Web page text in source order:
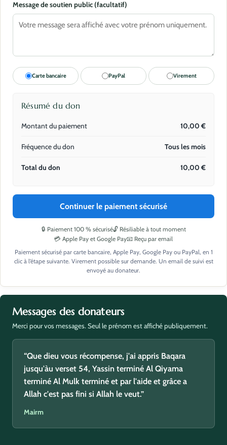
Message de soutien public (facultatif)
Carte bancaire PayPal Virement
Résumé du don
Montant du paiement 10,00 €
Fréquence du don Tous les mois
Total du don 10,00 €
Continuer le paiement sécurisé
🔒 Paiement 100 % sécurisé🔓 Résiliable à tout moment
💳 Apple Pay et Google Pay📧 Reçu par email
Paiement sécurisé par carte bancaire, Apple Pay, Google Pay ou PayPal, en 1
clic à l’étape suivante. Virement possible sur demande. Un email de suivi est
envoyé au donateur.
Messages des donateurs
Merci pour vos messages. Seul le prénom est affiché publiquement.
“Que dieu vous récompense, j'ai appris Baqara
jusqu'àu verset 54, Yassin terminé Al Qiyama
terminé Al Mulk terminé et par l'aide et grâce a
Allah c'est pas fini si Allah le veut.”
Mairm